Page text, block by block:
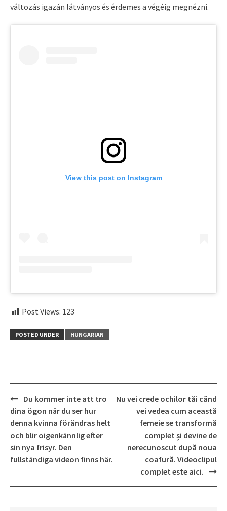
változás igazán látványos és érdemes a végéig megnézni.
View this post on Instagram
Post Views: 123
POSTED UNDER HUNGARIAN
Post
navigation
Du kommer inte att tro
dina ögon när du ser hur
denna kvinna förändras helt
och blir oigenkännlig efter
sin nya frisyr. Den
fullständiga videon finns här.
Nu vei crede ochilor tăi când
vei vedea cum această
femeie se transformă
complet și devine de
nerecunoscut după noua
coafură. Videoclipul
complet este aici.